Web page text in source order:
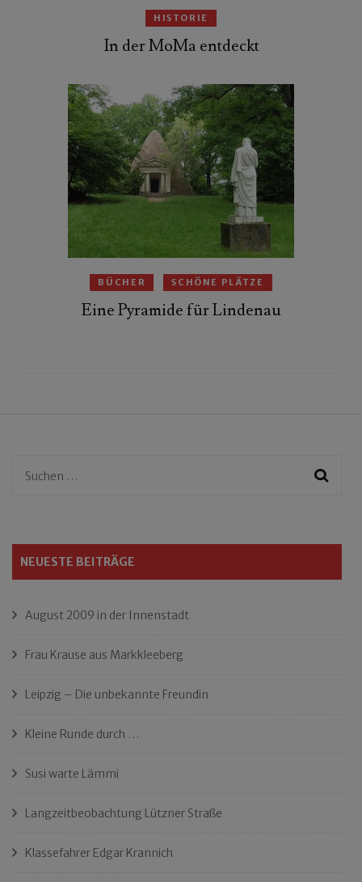
HISTORIE
In der MoMa entdeckt
BÜCHER SCHÖNE PLÄTZE
Eine Pyramide für Lindenau
Suchen
NEUESTE BEITRÄGE
August 2009 in der Innenstadt
Frau Krause aus Markkleeberg
Leipzig – Die unbekannte Freundin
Kleine Runde durch …
Susi warte Lämmi
Langzeitbeobachtung Lützner Straße
Klassefahrer Edgar Krannich